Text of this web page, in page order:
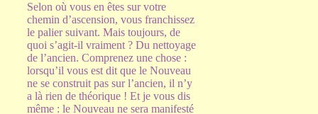
Selon où vous en êtes sur votre
chemin d’ascension, vous franchissez
le palier suivant. Mais toujours, de
quoi s’agit-il vraiment ? Du nettoyage
de l’ancien. Comprenez une chose :
lorsqu’il vous est dit que le Nouveau
ne se construit pas sur l’ancien, il n’y
a là rien de théorique ! Et je vous dis
même : le Nouveau ne sera manifesté